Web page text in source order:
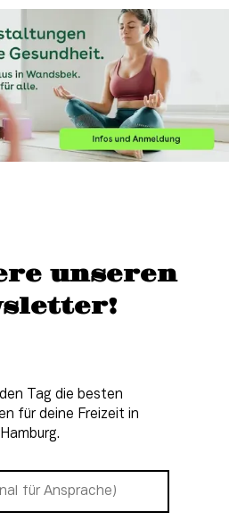
unseren
Tag die besten
für deine Freizeit in
Hamburg.